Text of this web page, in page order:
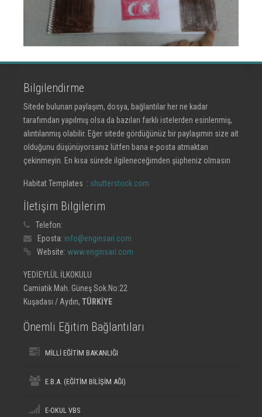
Bilgilendirme
Sitede bulunan paylaşım, dosya, bağlantılar her ne kadar
tarafımdan yapılmış olsa da bazıları farklı istelerden esinlenmiş,
alıntılanmış olabilir. Eğer sitede gördüğünüz bir paylaşımın size ait
olduğunu düşünüyorsanız lütfen bana e-posta atmaktan
çekinmeyin. En kısa sürede ilgileneceğimden şüpheniz olmasın
Habitat Templates : shutterstock.com
İletişim Bilgilerim
Telefon:
Eposta: info@enginsari.com
Website: www.enginsari.com
YEDİEYLÜL İLKOKULU
Camiatik Mah. Güneş Sok.No:22
Kuşadası / Aydın, TÜRKİYE
Önemli Eğitim Bağlantıları
MİLLİ EĞİTİM BAKANLIĞI
E.B.A. (EĞİTİM BİLİŞİM AĞI)
E-OKUL VBS